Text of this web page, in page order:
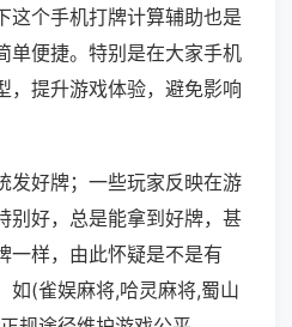
这个手机打牌计算辅助也是
单便捷。特别是在大家手机
，提升游戏体验，避免影响
发好牌；一些玩家反映在游
别好，总是能拿到好牌，甚
一样，由此怀疑是不是有
如(雀娱麻将,哈灵麻将,蜀山